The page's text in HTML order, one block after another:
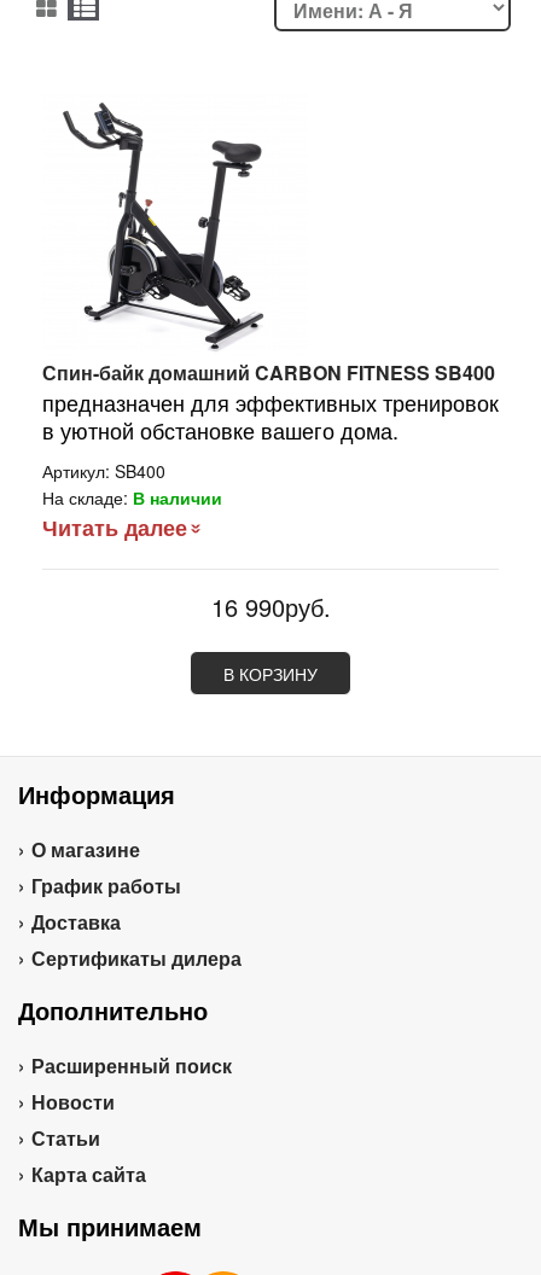
Спин-байк домашний CARBON FITNESS SB400
предназначен для эффективных тренировок
в уютной обстановке вашего дома.
Артикул: SB400
На складе: В наличии
Читать далее
16 990руб.
В КОРЗИНУ
Информация
О магазине
График работы
Доставка
Сертификаты дилера
Дополнительно
Расширенный поиск
Новости
Статьи
Карта сайта
Мы принимаем